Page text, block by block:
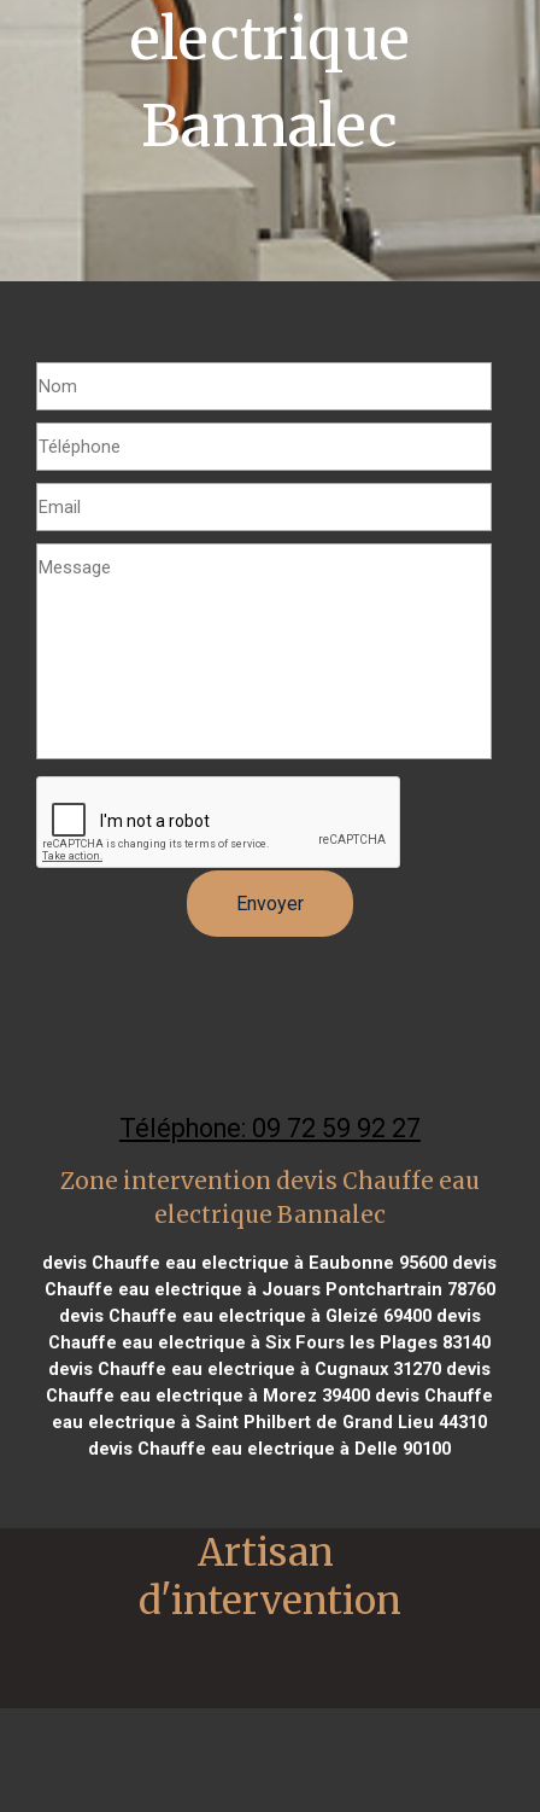
electrique
Bannalec
Téléphone: 09 72 59 92 27
Zone intervention devis Chauffe eau
electrique Bannalec
devis Chauffe eau electrique à Eaubonne 95600 devis
Chauffe eau electrique à Jouars Pontchartrain 78760
devis Chauffe eau electrique à Gleizé 69400devis
Chauffe eau electrique à Six Fours les Plages 83140
devis Chauffe eau electrique à Cugnaux 31270 devis
Chauffe eau electrique à Morez 39400 devis Chauffe
eau electrique à Saint Philbert de Grand Lieu 44310
devis Chauffe eau electrique à Delle 90100
Artisan
d'intervention